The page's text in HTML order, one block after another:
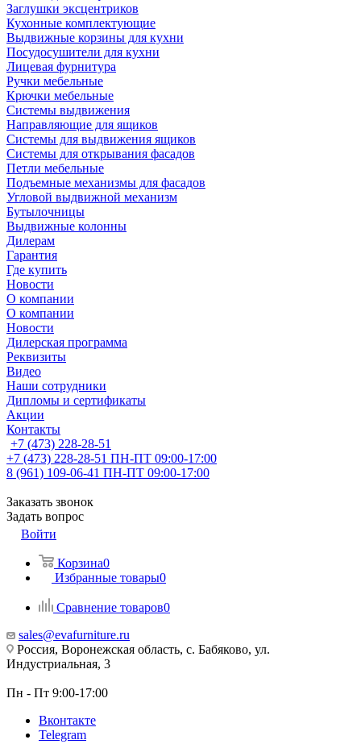
Заглушки эксцентриков
Кухонные комплектующие
Выдвижные корзины для кухни
Посудосушители для кухни
Лицевая фурнитура
Ручки мебельные
Крючки мебельные
Системы выдвижения
Направляющие для ящиков
Системы для выдвижения ящиков
Системы для открывания фасадов
Петли мебельные
Подъемные механизмы для фасадов
Угловой выдвижной механизм
Бутылочницы
Выдвижные колонны
Дилерам
Гарантия
Где купить
Новости
О компании
О компании
Новости
Дилерская программа
Реквизиты
Видео
Наши сотрудники
Дипломы и сертификаты
Акции
Контакты
+7 (473) 228-28-51
+7 (473) 228-28-51 ПН-ПТ 09:00-17:00
8 (961) 109-06-41 ПН-ПТ 09:00-17:00
Заказать звонок
Задать вопрос
Войти
Корзина0
Избранные товары0
Сравнение товаров0
sales@evafurniture.ru
Россия, Воронежская область, с. Бабяково, ул.
Индустриальная, 3
Пн - Пт 9:00-17:00
Вконтакте
Telegram